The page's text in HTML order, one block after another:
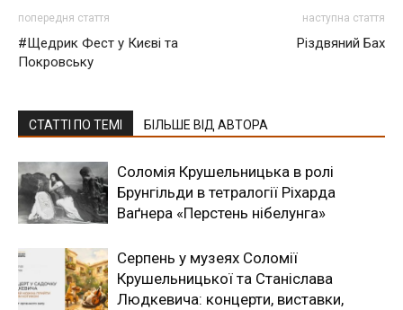
попередня стаття
#Щедрик Фест у Києві та
Покровську
наступна стаття
Різдвяний Бах
СТАТТІ ПО ТЕМІ БІЛЬШЕ ВІД АВТОРА
Соломія Крушельницька в ролі
Брунгільди в тетралогії Ріхарда
Ваґнера «Перстень нібелунга»
Серпень у музеях Соломії
Крушельницької та Станіслава
Людкевича: концерти, виставки,